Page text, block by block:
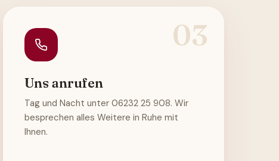
03
Uns anrufen
Tag und Nacht unter 06232 25 908. Wir
besprechen alles Weitere in Ruhe mit
Ihnen.